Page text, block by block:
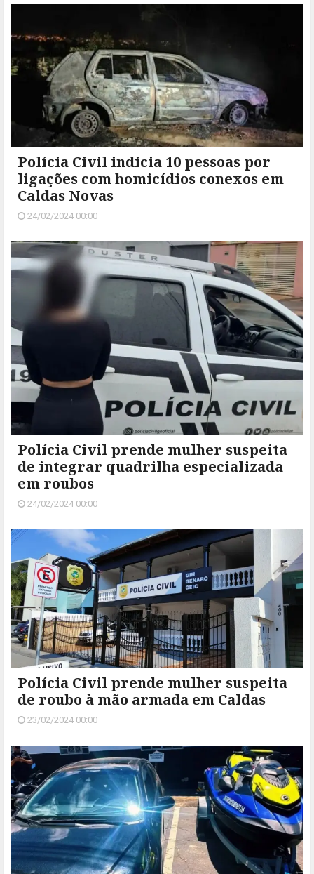
Polícia Civil indicia 10 pessoas por
ligações com homicídios conexos em
Caldas Novas
24/02/2024 00:00
Polícia Civil prende mulher suspeita
de integrar quadrilha especializada
em roubos
24/02/2024 00:00
Polícia Civil prende mulher suspeita
de roubo à mão armada em Caldas
23/02/2024 00:00